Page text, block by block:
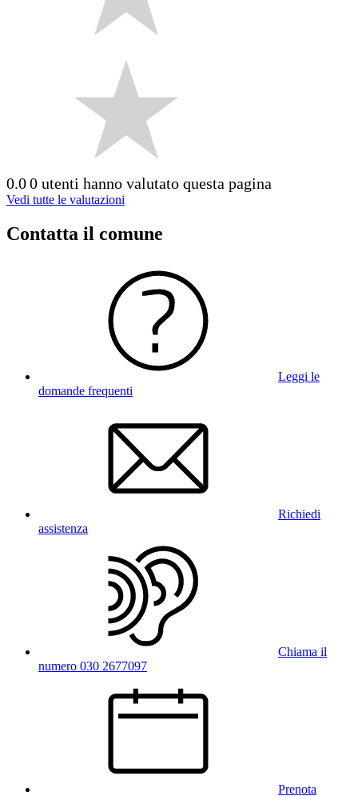
0.00 utenti hanno valutato questa pagina
Vedi tutte le valutazioni
Contatta il comune
Leggi le
domande frequenti
Richiedi
assistenza
Chiama il
numero 030 2677097
Prenota